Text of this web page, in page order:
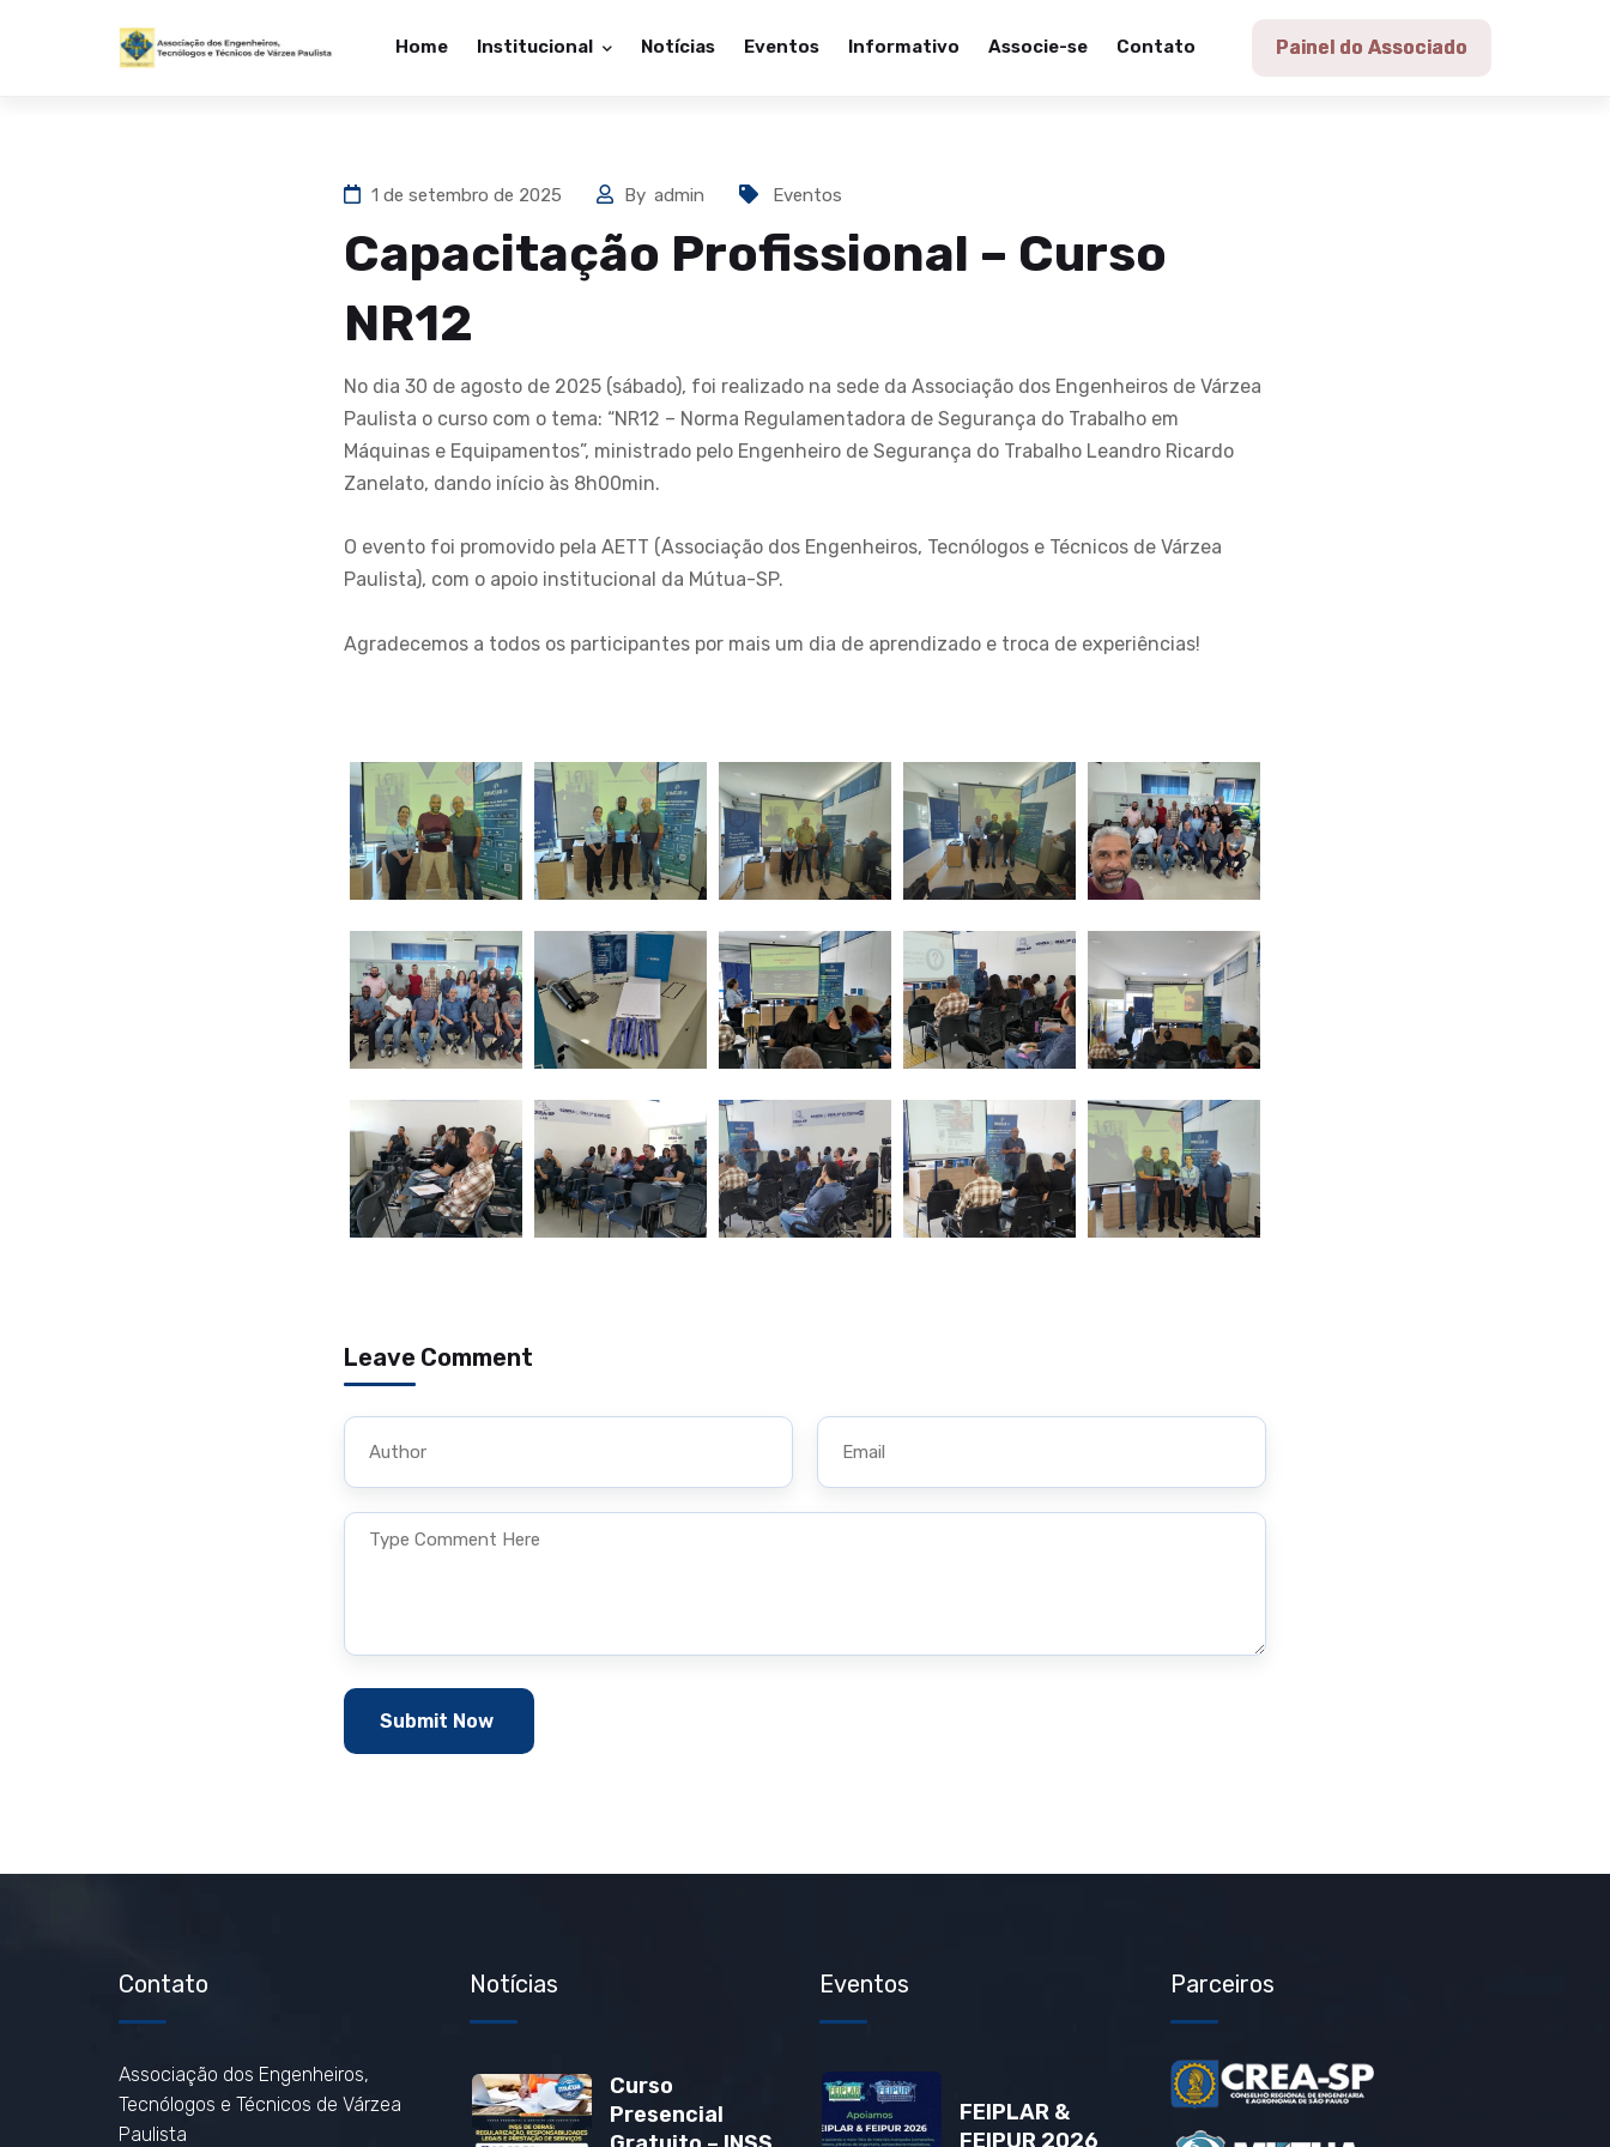
Painel do Associado
Home Institucional Notícias Eventos Informativo Associe-se Contato
1 de setembro de 2025 By admin Eventos
Capacitação Profissional – Curso
NR12
No dia 30 de agosto de 2025 (sábado), foi realizado na sede da Associação dos Engenheiros de Várzea
Paulista o curso com o tema: “NR12 – Norma Regulamentadora de Segurança do Trabalho em
Máquinas e Equipamentos”, ministrado pelo Engenheiro de Segurança do Trabalho Leandro Ricardo
Zanelato, dando início às 8h00min.
O evento foi promovido pela AETT (Associação dos Engenheiros, Tecnólogos e Técnicos de Várzea
Paulista), com o apoio institucional da Mútua-SP.
Agradecemos a todos os participantes por mais um dia de aprendizado e troca de experiências!
Leave Comment
Contato
Associação dos Engenheiros,
Tecnólogos e Técnicos de Várzea
Paulista
Notícias
Curso
Presencial
Eventos
FEIPLAR &
FEIPUR 2026
Parceiros